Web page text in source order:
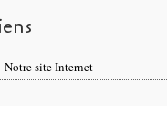
Notre site Internet